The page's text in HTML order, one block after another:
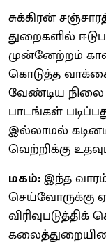
சுக்கிரன்
துறைகளில்
முன்னேற்றம்
கொடுத்த
வேண்டிய நிலை
பாடங்கள்
இல்லாமல்
வெற்றிக்கு
மகம்:இந்த
செய்வோருக்கு